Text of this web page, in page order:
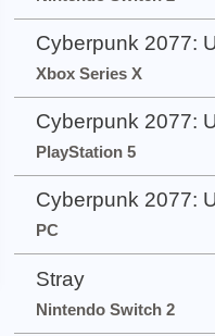
Cyberpunk 2077:
Xbox Series X
Cyberpunk 2077:
PlayStation 5
Cyberpunk 2077:
PC
Stray
Nintendo Switch 2